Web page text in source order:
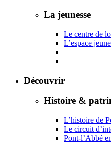
La jeunesse
Le centre de
L’espace
Découvrir
Histoire &
L’histoire de
Le circuit
Pont-l’Abbé